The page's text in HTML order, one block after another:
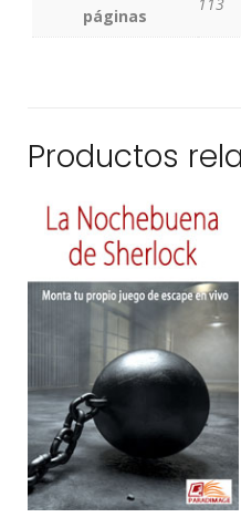
páginas
113
Productos